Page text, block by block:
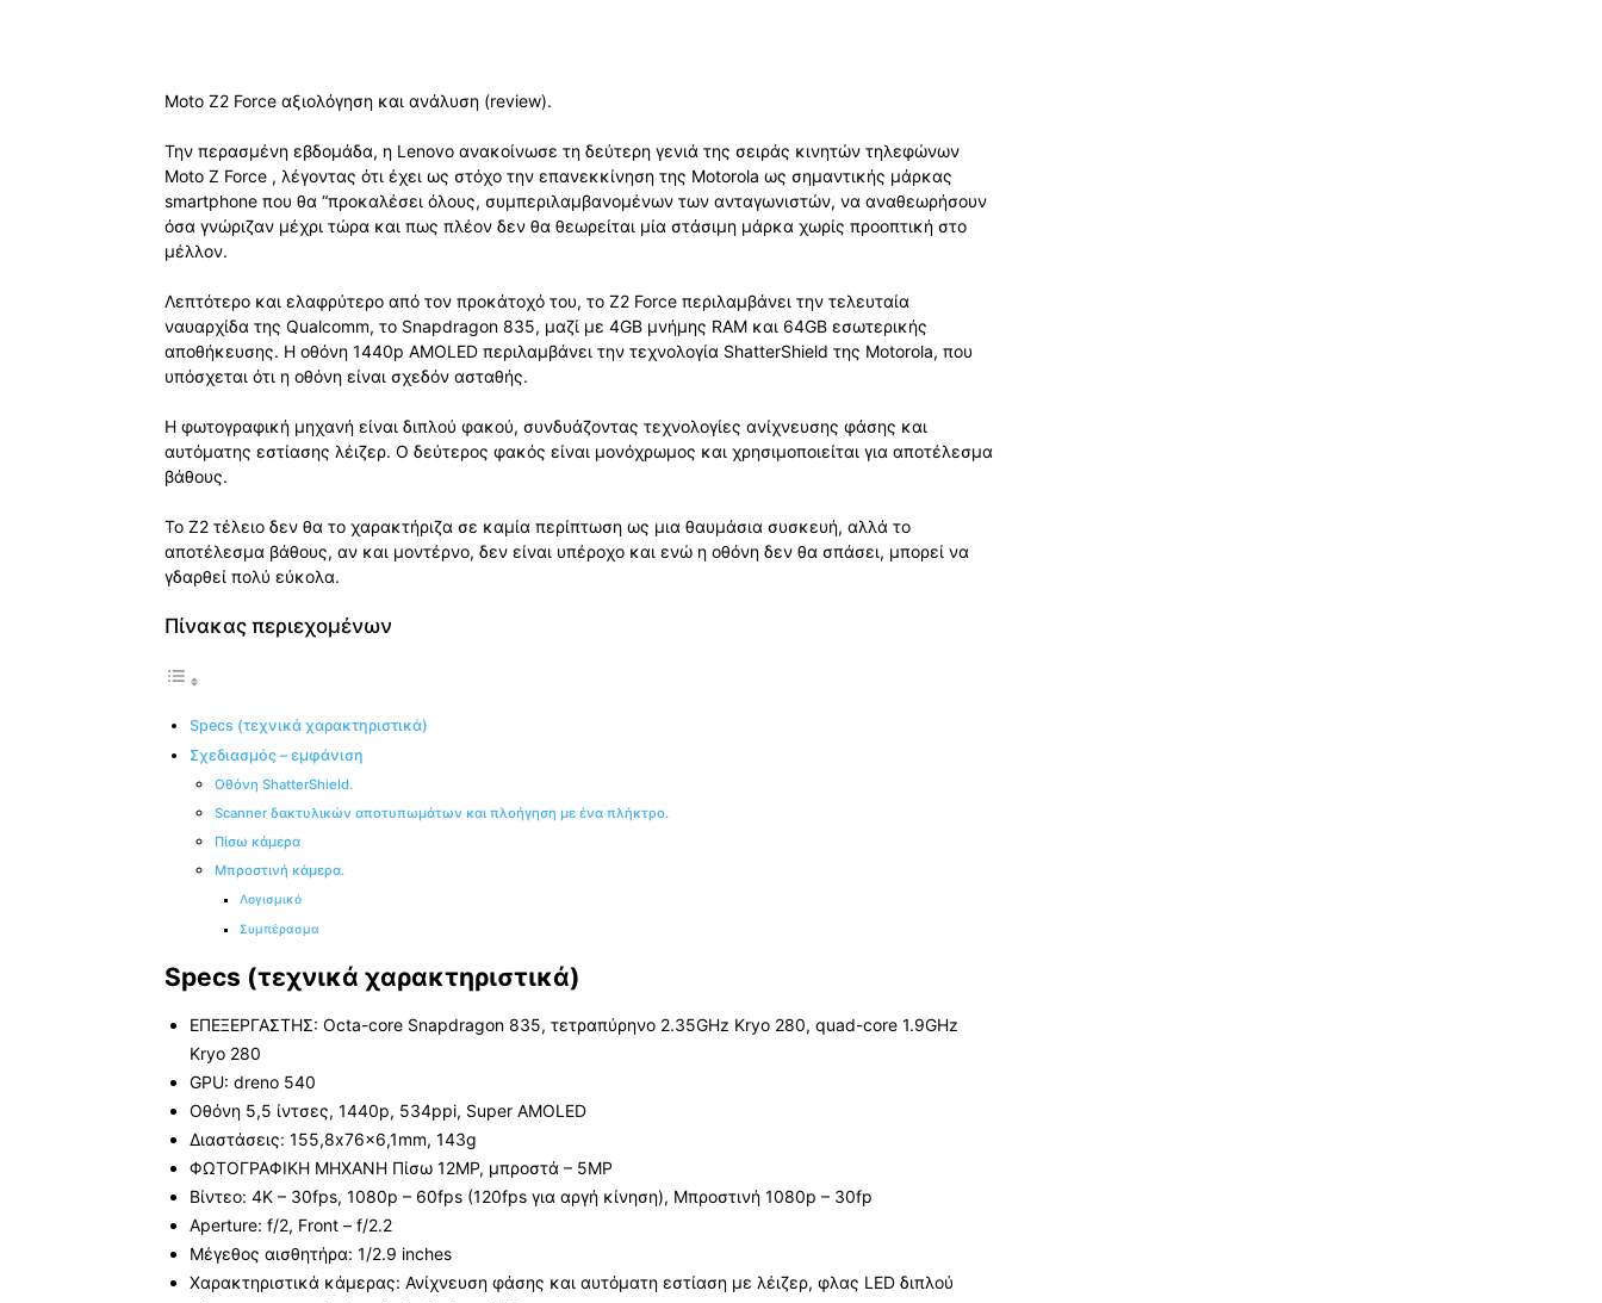
Moto Z2 Force αξιολόγηση και ανάλυση (review).
Την περασμένη εβδομάδα, η Lenovo ανακοίνωσε τη δεύτερη γενιά της σειράς κινητών τηλεφώνων
Moto Z Force , λέγοντας ότι έχει ως στόχο την επανεκκίνηση της Motorola ως σημαντικής μάρκας
smartphone που θα “προκαλέσει όλους, συμπεριλαμβανομένων των ανταγωνιστών, να αναθεωρήσουν
όσα γνώριζαν μέχρι τώρα και πως πλέον δεν θα θεωρείται μία στάσιμη μάρκα χωρίς προοπτική στο
μέλλον.
Λεπτότερο και ελαφρύτερο από τον προκάτοχό του, το Z2 Force περιλαμβάνει την τελευταία
ναυαρχίδα της Qualcomm, το Snapdragon 835, μαζί με 4GB μνήμης RAM και 64GB εσωτερικής
αποθήκευσης. Η οθόνη 1440p AMOLED περιλαμβάνει την τεχνολογία ShatterShield της Motorola, που
υπόσχεται ότι η οθόνη είναι σχεδόν ασταθής.
Η φωτογραφική μηχανή είναι διπλού φακού, συνδυάζοντας τεχνολογίες ανίχνευσης φάσης και
αυτόματης εστίασης λέιζερ. Ο δεύτερος φακός είναι μονόχρωμος και χρησιμοποιείται για αποτέλεσμα
βάθους.
Το Z2 τέλειο δεν θα το χαρακτήριζα σε καμία περίπτωση ως μια θαυμάσια συσκευή, αλλά το
αποτέλεσμα βάθους, αν και μοντέρνο, δεν είναι υπέροχο και ενώ η οθόνη δεν θα σπάσει, μπορεί να
γδαρθεί πολύ εύκολα.
Πίνακας περιεχομένων
Specs (τεχνικά χαρακτηριστικά)
Σχεδιασμός – εμφάνιση
Οθόνη ShatterShield.
Scanner δακτυλικών αποτυπωμάτων και πλοήγηση με ένα πλήκτρο.
Πίσω κάμερα
Μπροστινή κάμερα.
Λογισμικό
Συμπέρασμα
Specs (τεχνικά χαρακτηριστικά)
ΕΠΕΞΕΡΓΑΣΤΗΣ: Octa-core Snapdragon 835, τετραπύρηνο 2.35GHz Kryo 280, quad-core 1.9GHz
Kryo 280
GPU: dreno 540
Οθόνη 5,5 ίντσες, 1440p, 534ppi, Super AMOLED
Διαστάσεις: 155,8x76x6,1mm, 143g
ΦΩΤΟΓΡΑΦΙΚΗ ΜΗΧΑΝΗ Πίσω 12MP, μπροστά – 5MP
Βίντεο: 4K – 30fps, 1080p – 60fps (120fps για αργή κίνηση), Μπροστινή 1080p – 30fp
Aperture: f/2, Front – f/2.2
Μέγεθος αισθητήρα: 1/2.9 inches
Χαρακτηριστικά κάμερας: Ανίχνευση φάσης και αυτόματη εστίαση με λέιζερ, φλας LED διπλού